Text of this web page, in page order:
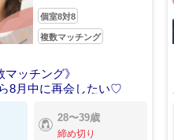
個室8対8
複数マッチング
マッチング》
8月中に再会したい♡
28〜39歳
締め切り